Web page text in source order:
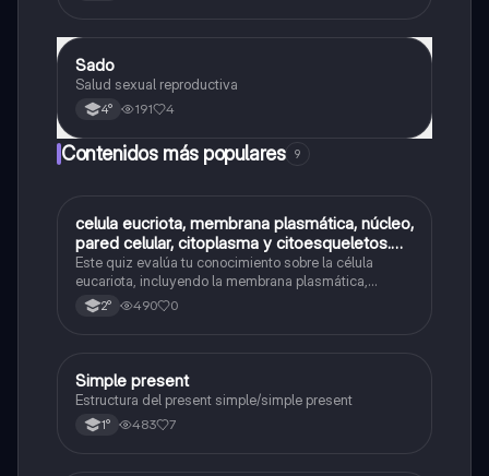
Biología
Sado
Salud sexual reproductiva
4° 191 4
Contenidos más populares 9
CBiología
celula eucriota, membrana plasmática, núcleo,
pared celular, citoplasma y citoesqueletos.
nombre se las partes de la celula eucariota
Este quiz evalúa tu conocimiento sobre la célula
eucariota, incluyendo la membrana plasmática,
núcleo, pared celular, citoplasma y citoesqueleto.
2° 490 0
Inglés
Simple present
Estructura del present simple/simple present
1° 483 7